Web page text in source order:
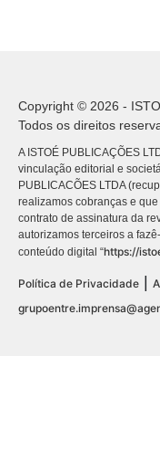
Copyright © 2026 -
Todos os direitos
A ISTOÉ PUBLICAÇÕES
vinculação editorial e
PUBLICACÕES LTDA
realizamos cobranças e
contrato de assinatura da
autorizamos terceiros a
conteúdo digital “https://
Política de Privacidade